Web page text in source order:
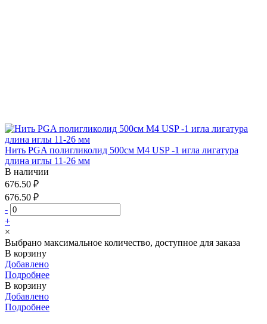
Нить PGA полигликолид 500см М4 USP -1 игла лигатура
длина иглы 11-26 мм
В наличии
676.50 ₽
676.50 ₽
-
+
×
Выбрано максимальное количество, доступное для заказа
В корзину
Добавлено
Подробнее
В корзину
Добавлено
Подробнее